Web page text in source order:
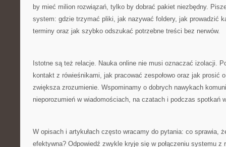
by mieć milion rozwiązań, tylko by dobrać pakiet niezbędny.
system: gdzie trzymać pliki, jak nazywać foldery, jak prowadzić
terminy oraz jak szybko odszukać potrzebne treści bez nerwów.
Istotne są też relacje. Nauka online nie musi oznaczać izolacji.
kontakt z rówieśnikami, jak pracować zespołowo oraz jak prosić
zwiększa zrozumienie. Wspominamy o dobrych nawykach
nieporozumień w wiadomościach, na czatach i podczas spotkań
W opisach i artykułach często wracamy do pytania: co sprawia,
efektywna? Odpowiedź zwykle kryje się w połączeniu systemu z